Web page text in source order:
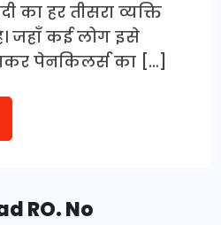
का हर तीसरा व्यक्ति
जहाँ कई लोग इसे
पेनकिलर्स का […]
RO. No